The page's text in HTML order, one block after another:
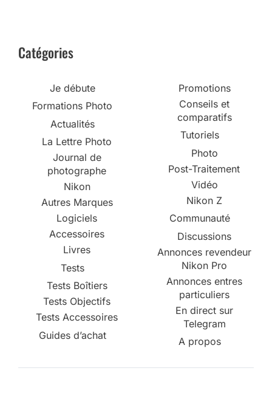
Catégories
Je débute
Formations Photo
Actualités
La Lettre Photo
Journal de
photographe
Nikon
Autres Marques
Logiciels
Accessoires
Livres
Tests
Tests Boîtiers
Tests Objectifs
Tests Accessoires
Guides d’achat
Promotions
Conseils et
comparatifs
Tutoriels
Photo
Post-Traitement
Vidéo
Nikon Z
Communauté
Discussions
Annonces revendeur
Nikon Pro
Annonces entres
particuliers
En direct sur
Telegram
A propos